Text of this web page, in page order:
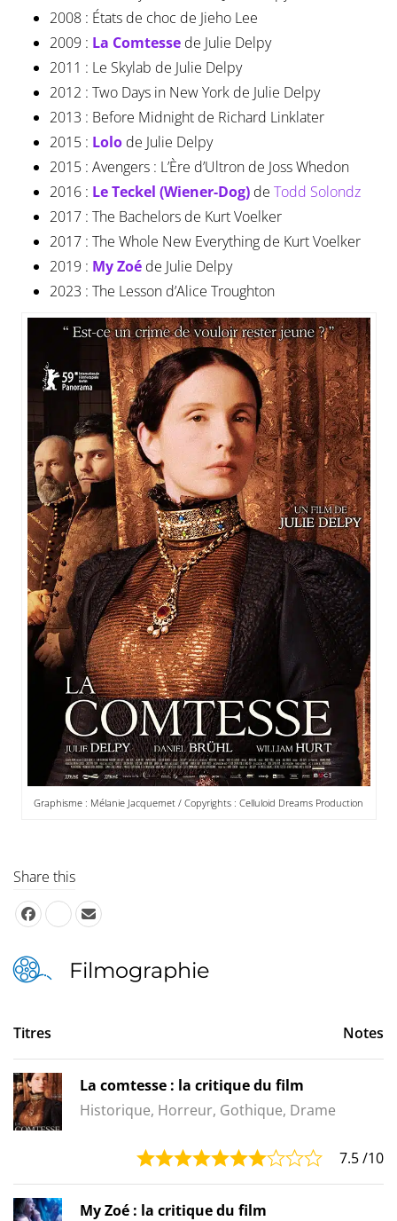
2008 : États de choc de Jieho Lee
2009 : La Comtesse de Julie Delpy
2011 : Le Skylab de Julie Delpy
2012 : Two Days in New York de Julie Delpy
2013 : Before Midnight de Richard Linklater
2015 : Lolode Julie Delpy
2015 : Avengers : L’Ère d’Ultron de Joss Whedon
2016 : Le Teckel (Wiener-Dog)de Todd Solondz
2017 : The Bachelors de Kurt Voelker
2017 : The Whole New Everything de Kurt Voelker
2019 : My Zoé de Julie Delpy
2023 : The Lesson d’Alice Troughton
Graphisme : Mélanie Jacquemet / Copyrights : Celluloid Dreams Production
Share this
Filmographie
Titres Notes
La comtesse : la critique du film
Historique, Horreur, Gothique, Drame
7.5/10
My Zoé : la critique du film